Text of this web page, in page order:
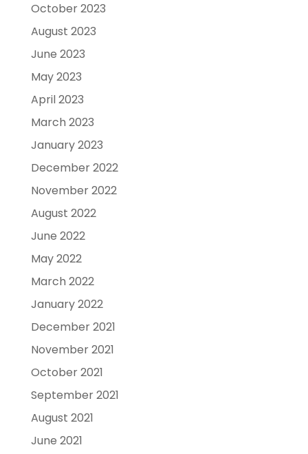
October 2023
August 2023
June 2023
May 2023
April 2023
March 2023
January 2023
December 2022
November 2022
August 2022
June 2022
May 2022
March 2022
January 2022
December 2021
November 2021
October 2021
September 2021
August 2021
June 2021